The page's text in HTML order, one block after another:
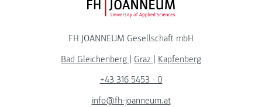
FH JOANNEUM Logo
FH JOANNEUM Gesellschaft mbH
Bad Gleichenberg | Graz | Kapfenberg
+43 316 5453 - 0
info@fh-joanneum.at